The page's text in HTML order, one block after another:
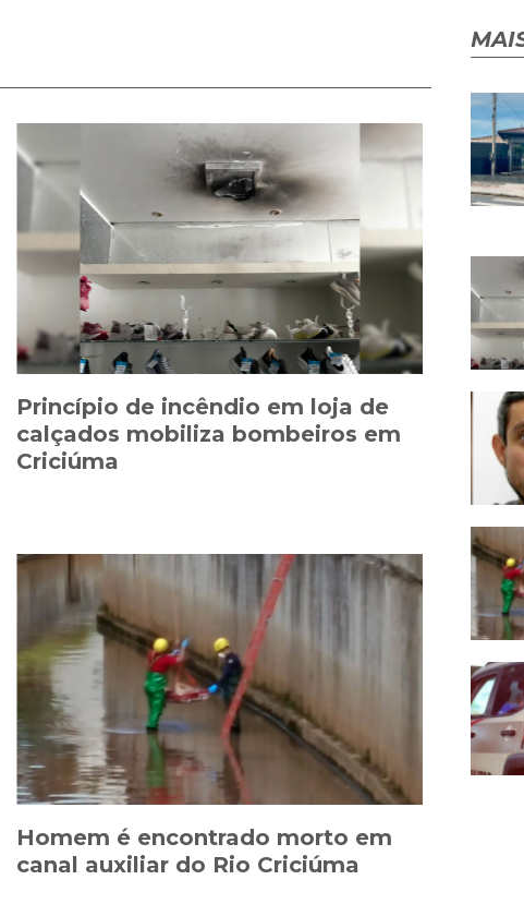
Princípio de incêndio em loja de
calçados mobiliza bombeiros em
Criciúma
Homem é encontrado morto em
canal auxiliar do Rio Criciúma